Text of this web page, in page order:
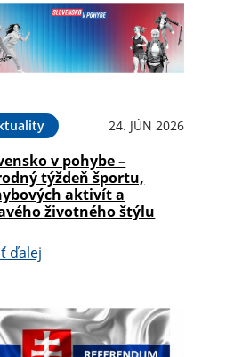
24. JÚN 2026
v pohybe –
týždeň športu,
aktivít a
životného štýlu
ďalej